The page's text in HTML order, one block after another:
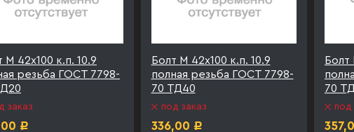
М 42х100 к.п. 10.9
резьба ГОСТ 7798-
заказ
Р
Болт М 42х100 к.п. 10.9
полная резьба ГОСТ 7798-
70 ТД40
под заказ
336,00 Р
Болт
70
под